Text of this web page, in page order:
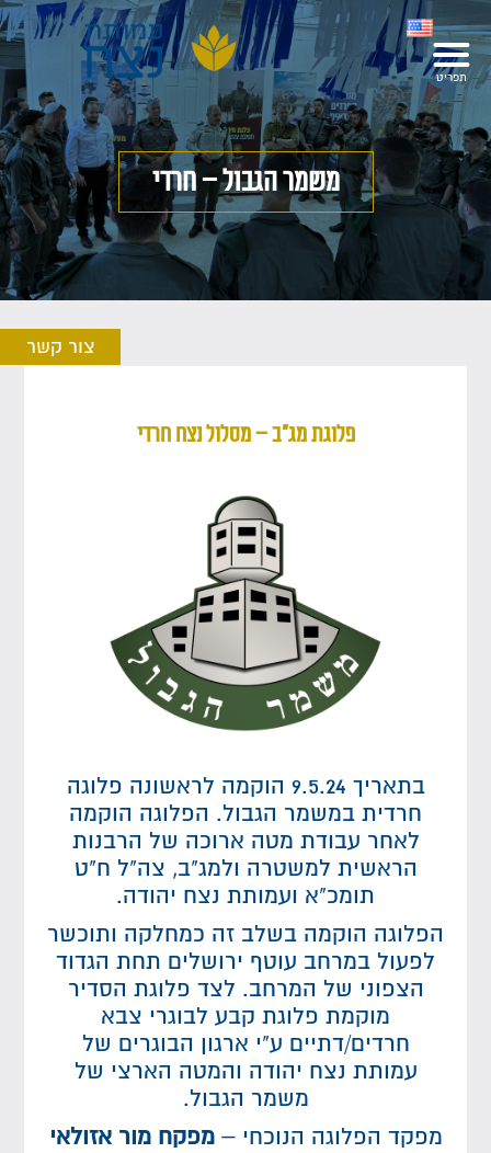
משמר הגבול – חרדי
פלוגת מג"ב – מסלול נצח חרדי
בתאריך 9.5.24 הוקמה לראשונה פלוגה
חרדית במשמר הגבול. הפלוגה הוקמה
לאחר עבודת מטה ארוכה של הרבנות
הראשית למשטרה ולמג"ב, צה"ל ח"ט
תומכ"א ועמותת נצח יהודה.
הפלוגה הוקמה בשלב זה כמחלקה ותוכשר
לפעול במרחב עוטף ירושלים תחת הגדוד
הצפוני של המרחב. לצד פלוגת הסדיר
מוקמת פלוגת קבע לבוגרי צבא
חרדים/דתיים ע"י ארגון הבוגרים של
עמותת נצח יהודה והמטה הארצי של
משמר הגבול.
מפקד הפלוגה הנוכחי – מפקח מור אזולאי
צור קשר